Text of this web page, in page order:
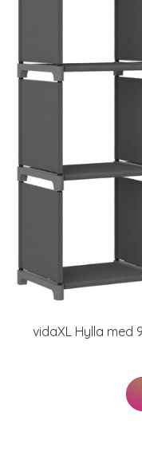
vidaXL Hylla med